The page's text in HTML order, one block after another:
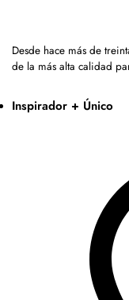
Desde hace más de
de la más alta calidad
Inspirador + Único